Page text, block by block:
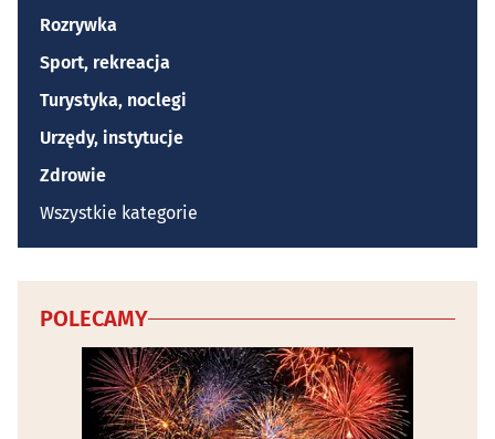
Rozrywka
Sport, rekreacja
Turystyka, noclegi
Urzędy, instytucje
Zdrowie
Wszystkie kategorie
POLECAMY